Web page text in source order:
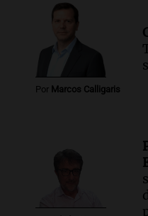
ley de propiedad
Informados al regreso
Episodios
Audio.
Debate
en Rosario
Privada.
la ley de
el Senado.
Viva la Radio Rosario
Episodios
Por Marcos Calligaris